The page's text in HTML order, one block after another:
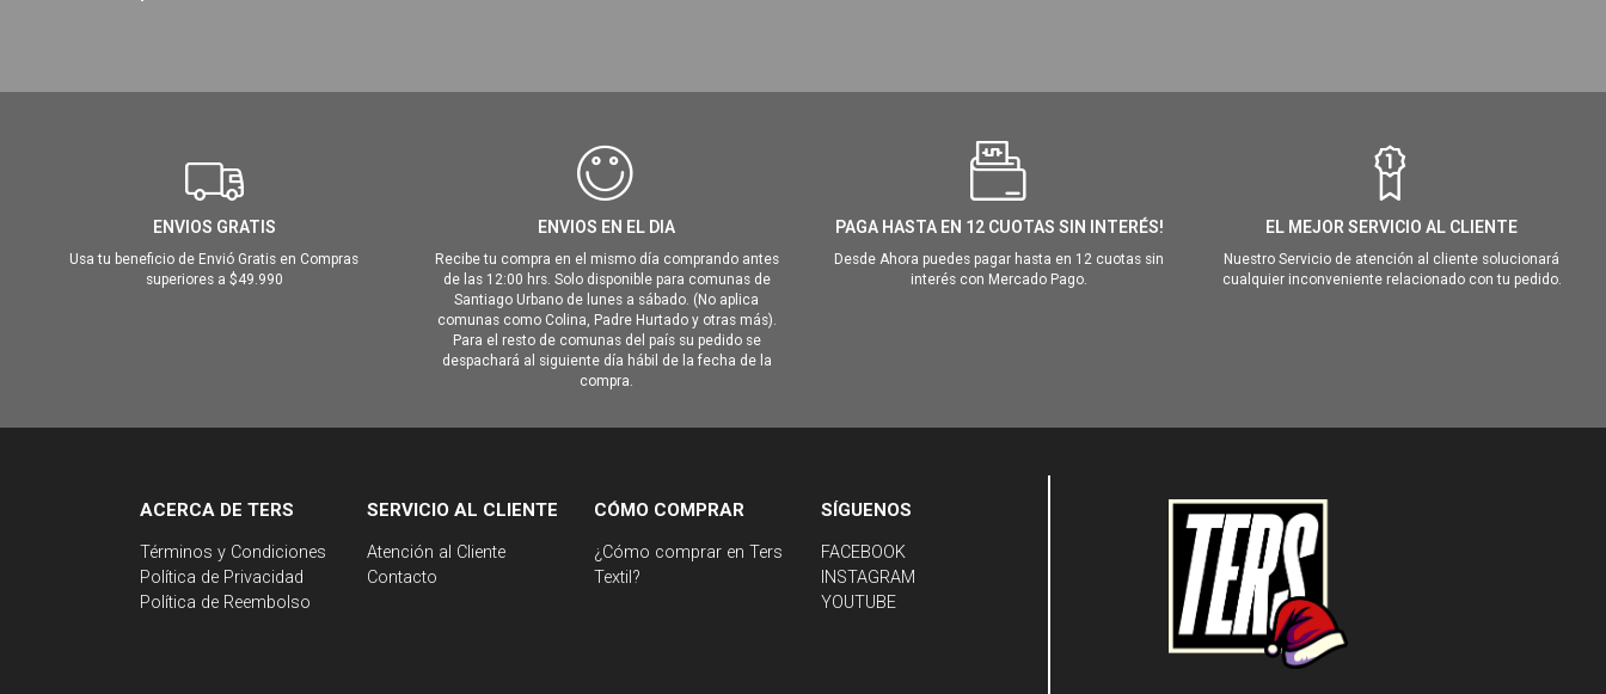
ENVIOS GRATIS
Usa tu beneficio de Envió Gratis en Compras
superiores a $49.990
ENVIOS EN EL DIA
Recibe tu compra en el mismo día comprando antes
de las 12:00 hrs. Solo disponible para comunas de
Santiago Urbano de lunes a sábado. (No aplica
comunas como Colina, Padre Hurtado y otras más).
Para el resto de comunas del país su pedido se
despachará al siguiente día hábil de la fecha de la
compra.
PAGA HASTA EN 12 CUOTAS SIN INTERÉS!
Desde Ahora puedes pagar hasta en 12 cuotas sin
interés con Mercado Pago.
EL MEJOR SERVICIO AL CLIENTE
Nuestro Servicio de atención al cliente solucionará
cualquier inconveniente relacionado con tu pedido.
ACERCA DE TERS
Términos y Condiciones
Política de Privacidad
Política de Reembolso
SERVICIO AL CLIENTE
Atención al Cliente
Contacto
CÓMO COMPRAR
¿Cómo comprar en Ters
Textil?
SÍGUENOS
FACEBOOK
INSTAGRAM
YOUTUBE